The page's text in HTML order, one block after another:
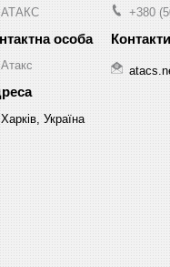
АТАКС
Атакс
Харків, Україна
+380